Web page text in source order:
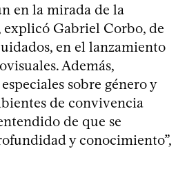
en la mirada de la
explicó Gabriel Corbo, de
en el lanzamiento
Además,
sobre género y
de convivencia
de que se
y conocimiento”,